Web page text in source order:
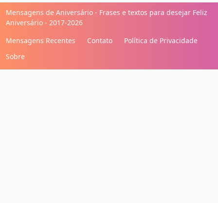
Mensagens de Aniversário - Frases e textos para desejar Feliz
Aniversário - 2017-2026
Mensagens Recentes
Contato
Política de Privacidade
Sobre